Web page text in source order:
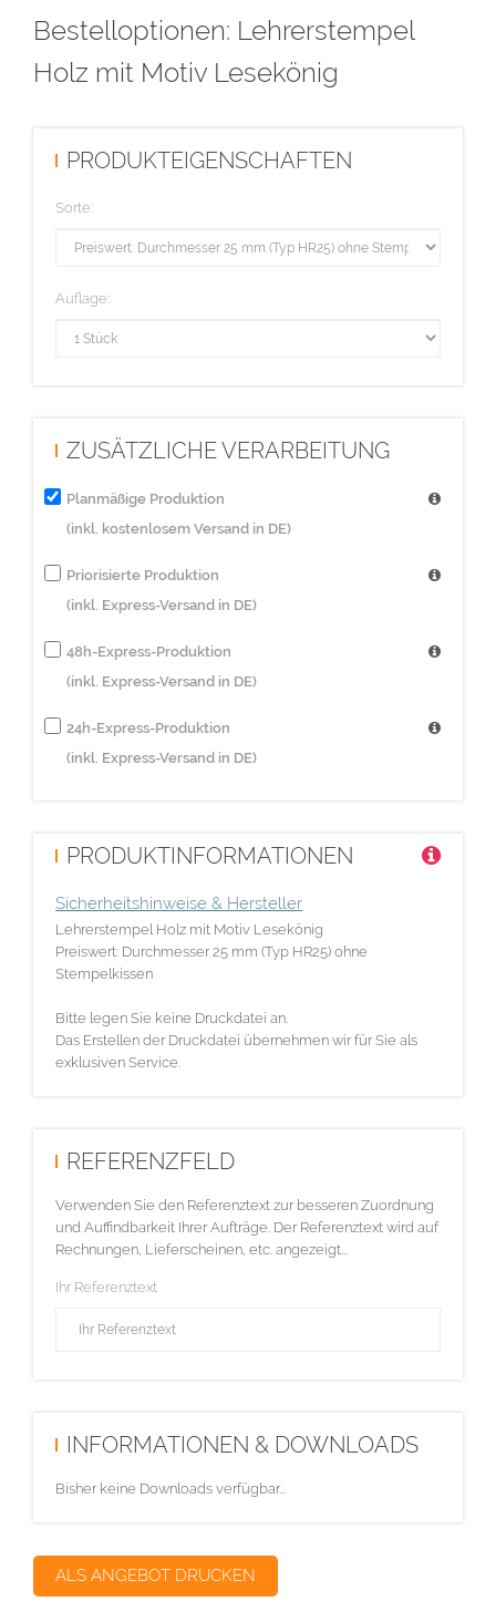
Bestelloptionen: Lehrerstempel
Holz mit Motiv Lesekönig
PRODUKTEIGENSCHAFTEN
Sorte:
Auflage:
ZUSÄTZLICHE VERARBEITUNG
Planmäßige Produktion
(inkl. kostenlosem Versand in DE)
Priorisierte Produktion
(inkl. Express-Versand in DE)
48h-Express-Produktion
(inkl. Express-Versand in DE)
24h-Express-Produktion
(inkl. Express-Versand in DE)
PRODUKTINFORMATIONEN
Sicherheitshinweise & Hersteller
Lehrerstempel Holz mit Motiv Lesekönig
Preiswert: Durchmesser 25 mm (Typ HR25) ohne
Stempelkissen
Bitte legen Sie keine Druckdatei an.
Das Erstellen der Druckdatei übernehmen wir für Sie als
exklusiven Service.
REFERENZFELD
Verwenden Sie den Referenztext zur besseren Zuordnung
und Auffindbarkeit Ihrer Aufträge. Der Referenztext wird auf
Rechnungen, Lieferscheinen, etc. angezeigt...
Ihr Referenztext
INFORMATIONEN & DOWNLOADS
Bisher keine Downloads verfügbar...
ALS ANGEBOT DRUCKEN